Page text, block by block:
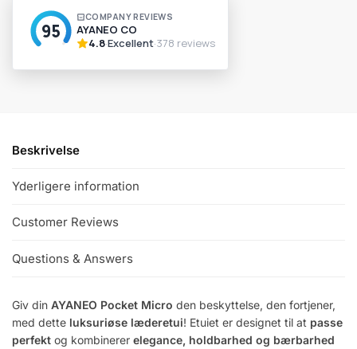
v
:
Beskrivelse
Yderligere information
Customer Reviews
Questions & Answers
Giv din AYANEO Pocket Micro den beskyttelse, den fortjener,
med dette luksuriøse læderetui! Etuiet er designet til at passe
perfekt og kombinerer elegance, holdbarhed og bærbarhed